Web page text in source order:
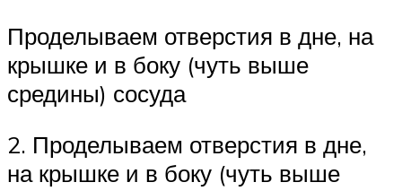
Проделываем отверстия в дне, на
крышке и в боку (чуть выше
средины) сосуда
2. Проделываем отверстия в дне,
на крышке и в боку (чуть выше